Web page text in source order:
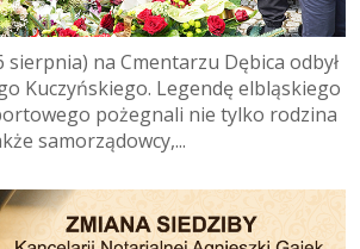
sierpnia) na Cmentarzu Dębica odbył
Kuczyńskiego. Legendę elbląskiego
pożegnali nie tylko rodzina
samorządowcy,...